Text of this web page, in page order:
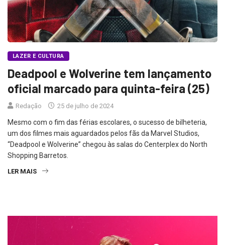
LAZER E CULTURA
Deadpool e Wolverine tem lançamento
oficial marcado para quinta-feira (25)
Redação 25 de julho de 2024
Mesmo com o fim das férias escolares, o sucesso de bilheteria,
um dos filmes mais aguardados pelos fãs da Marvel Studios,
“Deadpool e Wolverine” chegou às salas do Centerplex do North
Shopping Barretos.
LER MAIS